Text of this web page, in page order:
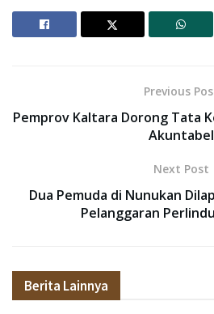
Previous
Pemprov Kaltara Dorong Tata
Akuntabel
Next Post
Dua Pemuda di Nunukan
Pelanggaran
Berita Lainnya